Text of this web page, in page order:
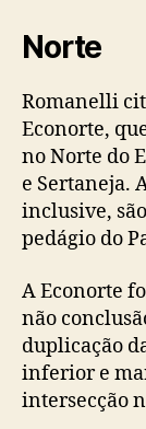
Norte
Romanelli
Econorte,
no Norte do
e Sertaneja.
inclusive,
pedágio do
A Econorte
não
duplicação
inferior e
intersecção